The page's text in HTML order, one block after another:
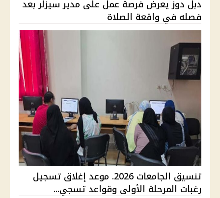
دبل دوز يعرض فرصة عمل على مدير سيزلر بعد
فصله في واقعة الصلاة
تنسيق الجامعات 2026. موعد إغلاق تسجيل
رغبات المرحلة الأولى وقواعد تسجي...